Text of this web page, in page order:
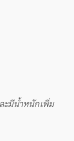
มีน้ำหนักเพิ่ม